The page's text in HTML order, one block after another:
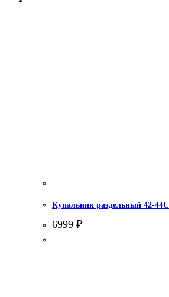
Купальник раздельный 42-44С
6999 ₽